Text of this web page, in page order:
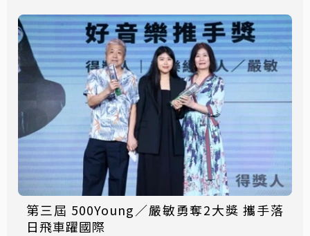
第三屆 500Young／嚴敏勇奪2大獎 攜手落
日飛車躍國際